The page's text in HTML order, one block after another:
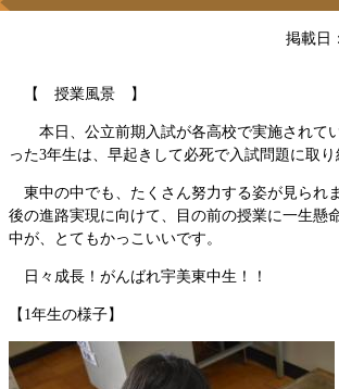
掲載日
【 授業風景 】
本日、公立前期入試が各高校で実施されて
った3年生は、早起きして必死で入試問題に取り
東中の中でも、たくさん努力する姿が見られ
後の進路実現に向けて、目の前の授業に一生懸
中が、とてもかっこいいです。
日々成長！がんばれ宇美東中生！！
【1年生の様子】